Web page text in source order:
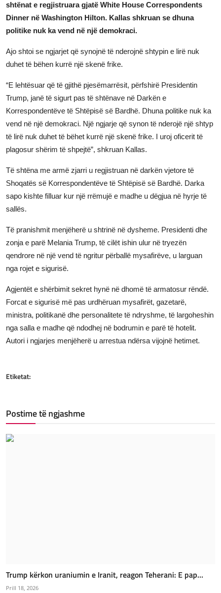
shtënat e regjistruara gjatë White House Correspondents
Dinner në Washington Hilton. Kallas shkruan se dhuna
politike nuk ka vend në një demokraci.
Ajo shtoi se ngjarjet që synojnë të nderojnë shtypin e lirë nuk
duhet të bëhen kurrë një skenë frike.
“E lehtësuar që të gjithë pjesëmarrësit, përfshirë Presidentin
Trump, janë të sigurt pas të shtënave në Darkën e
Korrespondentëve të Shtëpisë së Bardhë. Dhuna politike nuk ka
vend në një demokraci. Një ngjarje që synon të nderojë një shtyp
të lirë nuk duhet të bëhet kurrë një skenë frike. I uroj oficerit të
plagosur shërim të shpejtë”, shkruan Kallas.
Të shtëna me armë zjarri u regjistruan në darkën vjetore të
Shoqatës së Korrespondentëve të Shtëpisë së Bardhë. Darka
sapo kishte filluar kur një rrëmujë e madhe u dëgjua në hyrje të
sallës.
Të pranishmit menjëherë u shtrinë në dysheme. Presidenti dhe
zonja e parë Melania Trump, të cilët ishin ulur në tryezën
qendrore në një vend të ngritur përballë mysafirëve, u larguan
nga rojet e sigurisë.
Agjentët e shërbimit sekret hynë në dhomë të armatosur rëndë.
Forcat e sigurisë më pas urdhëruan mysafirët, gazetarë,
ministra, politikanë dhe personalitete të ndryshme, të largoheshin
nga salla e madhe që ndodhej në bodrumin e parë të hotelit.
Autori i ngjarjes menjëherë u arrestua ndërsa vijojnë hetimet.
Etiketat:
Postime të ngjashme
Trump kërkon uraniumin e Iranit, reagon Teherani: E pap...
Prill 18, 2026